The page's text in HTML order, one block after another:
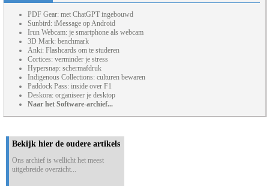
PDF Gear: met ChatGPT ingebouwd
Sunbird: iMessage op Android
Irun Webcam: je smartphone als webcam
3D Mark: benchmark
Anki: Flashcards om te studeren
Cortices: verminder je stress
Hypersnap: schermafdruk
Indigenous Collections: culturen bewaren
Paddock Pass: inside over F1
Deskora: organiseer je desktop
Naar het Software-archief...
Bekijk hier de oudere artikels
Ons archief is wellicht het meest
uitgebreide overzicht...